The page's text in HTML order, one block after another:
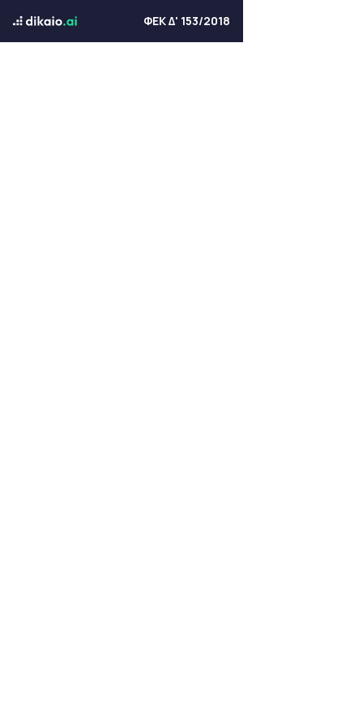
ΦΕΚ Δ' 153/2018